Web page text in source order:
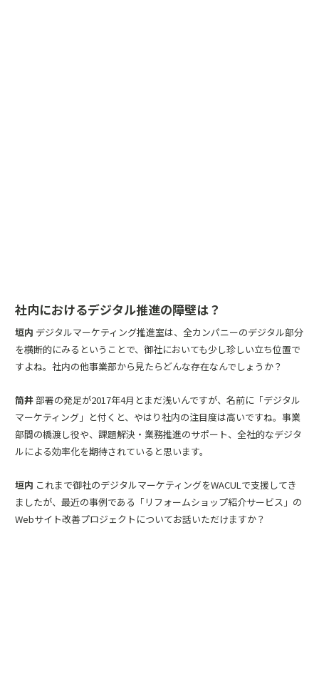
社内におけるデジタル推進の障壁は？
垣内 デジタルマーケティング推進室は、全カンパニーのデジタル部分
を横断的にみるということで、御社においても少し珍しい立ち位置で
すよね。社内の他事業部から見たらどんな存在なんでしょうか？
筒井部署の発足が2017年4月とまだ浅いんですが、名前に「デジタル
マーケティング」と付くと、やはり社内の注目度は高いですね。事業
部間の橋渡し役や、課題解決・業務推進のサポート、全社的なデジタ
ルによる効率化を期待されていると思います。
垣内 これまで御社のデジタルマーケティングをWACULで支援してき
ましたが、最近の事例である「リフォームショップ紹介サービス」の
Webサイト改善プロジェクトについてお話いただけますか？